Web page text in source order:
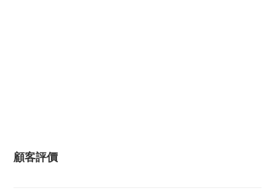
顧客評價